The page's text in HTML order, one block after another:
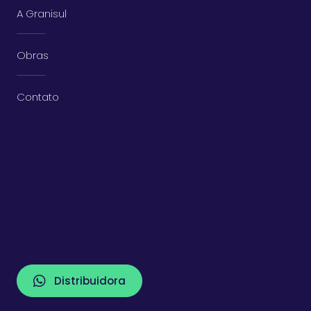
A Granisul
Obras
Contato
Distribuidora